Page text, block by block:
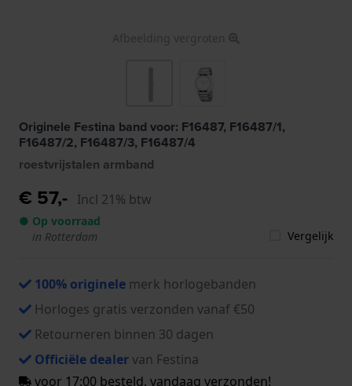
Afbeelding vergroten
Originele Festina band voor: F16487, F16487/1,
F16487/2, F16487/3, F16487/4
roestvrijstalen armband
€ 57,- Incl 21% btw
● Op voorraad
in Rotterdam
Vergelijk
100% originele merk horlogebanden
Horloges gratis verzonden vanaf €50
Retourneren binnen 30 dagen
Officiële dealervan Festina
voor 17:00 besteld, vandaag verzonden!